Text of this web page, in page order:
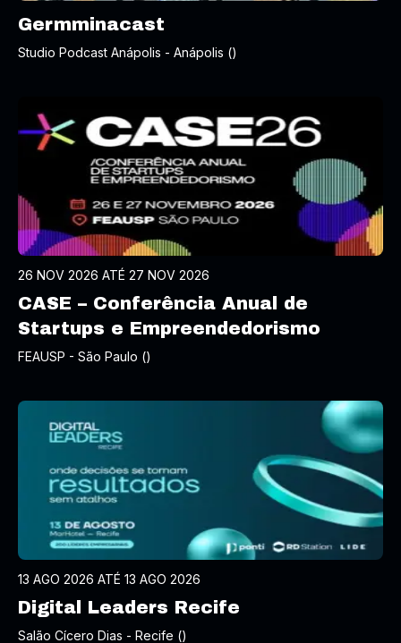
Germminacast
Studio Podcast Anápolis - Anápolis ()
26 NOV 2026 ATÉ 27 NOV 2026
CASE – Conferência Anual de
Startups e Empreendedorismo
FEAUSP - São Paulo ()
13 AGO 2026 ATÉ 13 AGO 2026
Digital Leaders Recife
Salão Cícero Dias - Recife ()